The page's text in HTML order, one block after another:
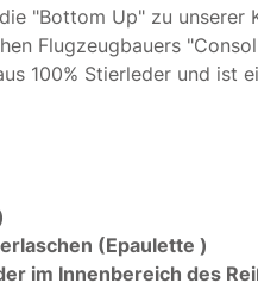
"Bottom Up" zu unserer
Flugzeugbauers
100% Stierleder und ist
(Epaulette )
im Innenbereich des